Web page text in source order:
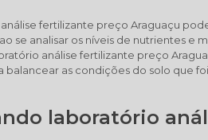
fertilizante preço Araguaçu
se analisar os níveis de nutrientes e
análise fertilizante preço
balancear as condições do solo que
laboratório